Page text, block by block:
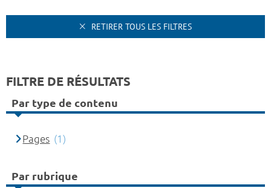
RETIRER TOUS LES FILTRES
FILTRE DE RÉSULTATS
Par type de contenu
Pages (1)
Par rubrique